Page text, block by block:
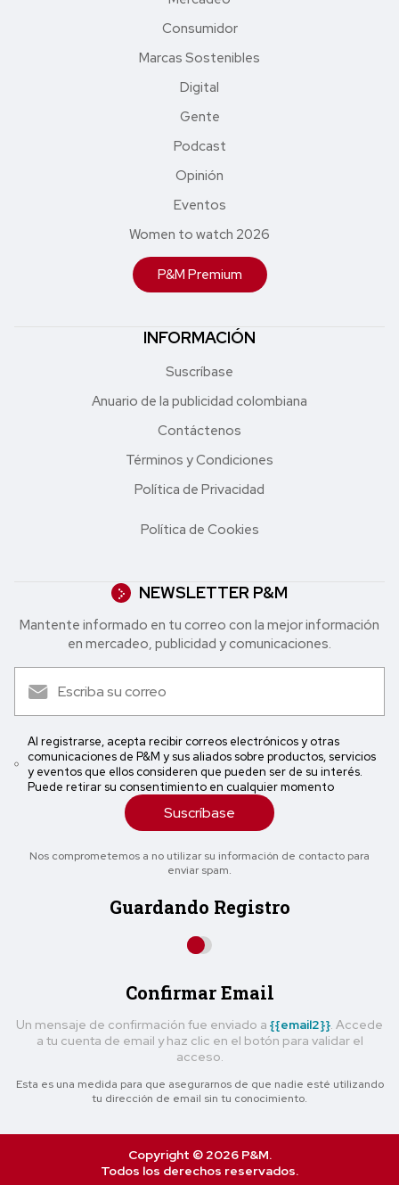
Consumidor
Marcas Sostenibles
Digital
Gente
Podcast
Opinión
Eventos
Women to watch 2026
P&M Premium
INFORMACIÓN
Suscríbase
Anuario de la publicidad colombiana
Contáctenos
Términos y Condiciones
Política de Privacidad
Política de Cookies
NEWSLETTER P&M
Mantente informado en tu correo con la mejor in formación
en mercadeo, publicidad y comunicaciones.
Al registrarse, acepta recibir correos electrónicos y otras
comunicaciones de P&M y sus aliados sobre productos, servicios
y eventos que ellos consideren que pueden ser de su interés.
Puede retirar su consentimiento en cualquier momento
Suscríbase
Nos comprometemos a no utilizar su información de contacto para
enviar spam.
Guardando Registro
Confirmar Email
Un mensaje de confirmación fue enviado a {{email2}}. Accede
a tu cuenta de email y haz clic en el botón para validar el
acceso.
Esta es una medida para que asegurarnos de que nadie esté utilizando
tu dirección de email sin tu conocimiento.
Copyright © 2026 P&M.
Todos los derechos reservados.